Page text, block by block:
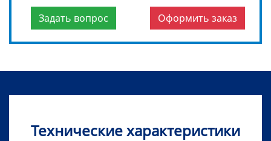
Задать вопрос Оформить заказ
Технические характеристики